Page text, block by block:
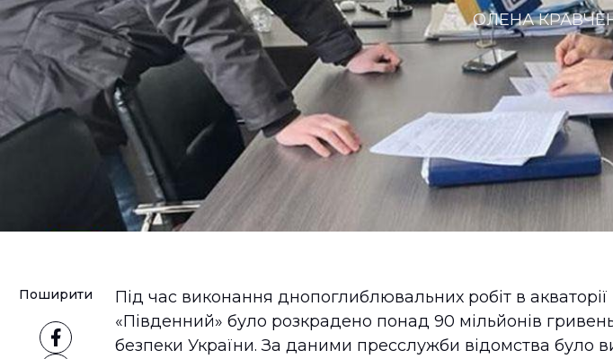
ОЛЕНА
Поширити
Під час виконання днопоглиблювальних робіт в
«Південний» було розкрадено понад 90 мільйонів
безпеки України. За даними пресслужби відомства було